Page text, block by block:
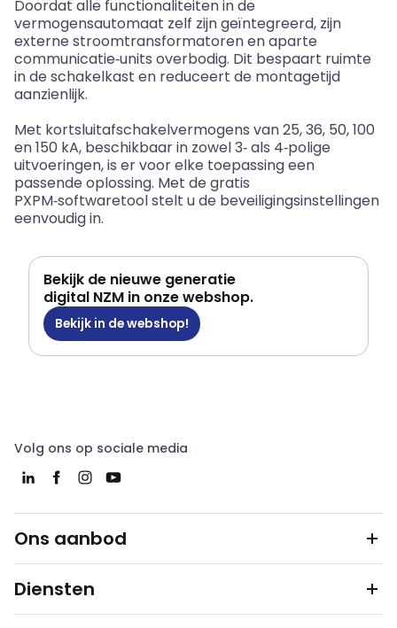
Doordat alle functionaliteiten in de
vermogensautomaat zelf zijn geïntegreerd, zijn
externe stroomtransformatoren en aparte
communicatie‑units overbodig. Dit bespaart ruimte
in de schakelkast en reduceert de montagetijd
aanzienlijk.
Met kortsluitafschakelvermogens van 25, 36, 50, 100
en 150 kA, beschikbaar in zowel 3‑als 4‑polige
uitvoeringen, is er voor elke toepassing een
passende oplossing. Met de gratis
PXPM‑softwaretool stelt u de beveiligingsinstellingen
eenvoudig in.
Bekijk de nieuwe generatie
digital NZM in onze webshop.
Bekijk in de webshop!
Volg ons op sociale media
Ons aanbod
Diensten